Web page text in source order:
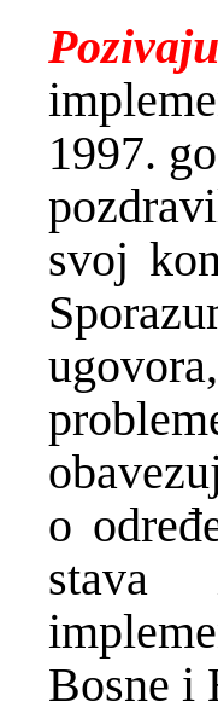
1997.
svoj
o
stava
Bosne i